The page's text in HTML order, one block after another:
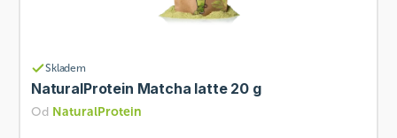
Skladem
NaturalProtein Matcha latte 20 g
Od NaturalProtein